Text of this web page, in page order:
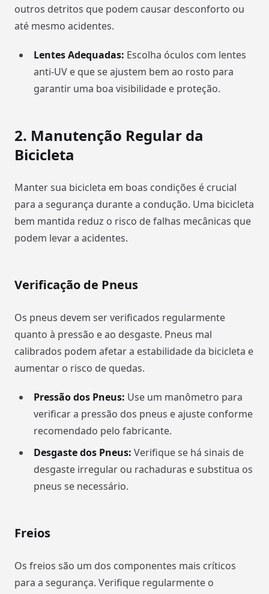
outros detritos que podem causar desconforto ou
até mesmo acidentes.
Lentes Adequadas: Escolha óculos com lentes
anti-UV e que se ajustem bem ao rosto para
garantir uma boa visibilidade e proteção.
2. Manutenção Regular da
Bicicleta
Manter sua bicicleta em boas condições é crucial
para a segurança durante a condução. Uma bicicleta
bem mantida reduz o risco de falhas mecânicas que
podem levar a acidentes.
Verificação de Pneus
Os pneus devem ser verificados regularmente
quanto à pressão e ao desgaste. Pneus mal
calibrados podem afetar a estabilidade da bicicleta e
aumentar o risco de quedas.
Pressão dos Pneus: Use um manômetro para
verificar a pressão dos pneus e ajuste conforme
recomendado pelo fabricante.
Desgaste dos Pneus: Verifique se há sinais de
desgaste irregular ou rachaduras e substitua os
pneus se necessário.
Freios
Os freios são um dos componentes mais críticos
para a segurança. Verifique regularmente o